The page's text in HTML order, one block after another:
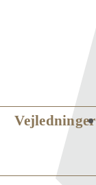
Vejledninger